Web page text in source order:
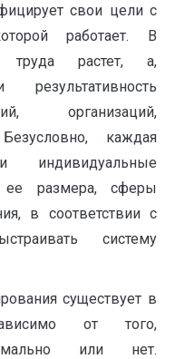
свои цели с
работает. В
труда растет, а,
организаций,
каждая
индивидуальные
ее размера, сферы
в соответствии с
систему
существует в
от того,
или нет.